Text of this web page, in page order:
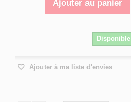
Ajouter au panier
Disponible
Ajouter à ma liste d'envies